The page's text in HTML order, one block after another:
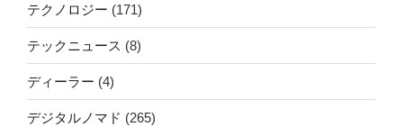
テクノロジー (171)
テックニュース (8)
ディーラー (4)
デジタルノマド (265)